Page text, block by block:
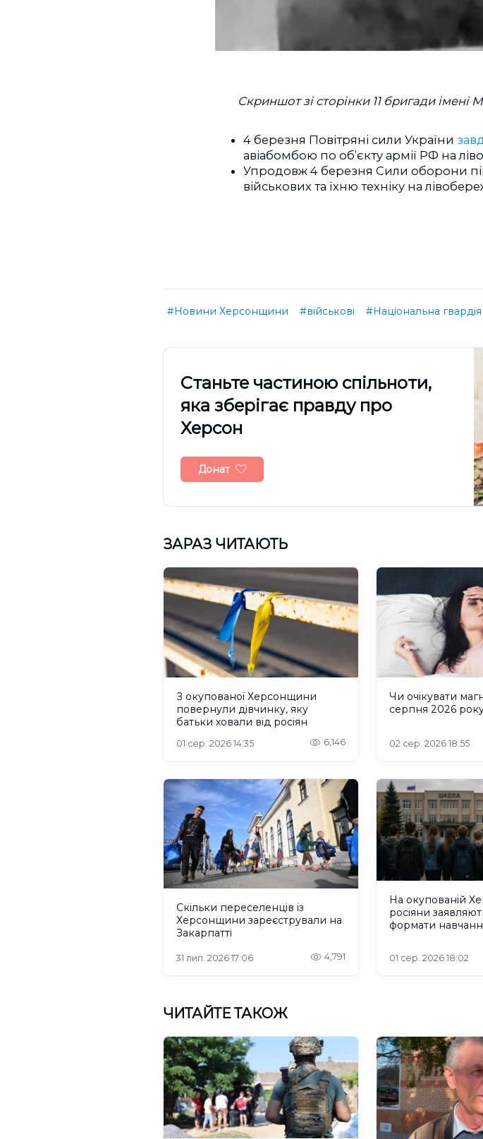
Скриншот зі сторінки 11 бригади імені
4 березня Повітряні сили України
авіабомбою по об’єкту армії РФ на
Упродовж 4 березня Сили оборони
військових та їхню техніку на
#Новини Херсонщини #військові #Національна гвардія
Cтаньте частиною спільноти,
яка зберігає правду про
Херсон
Донат
ЗАРАЗ ЧИТАЮТЬ
З окупованої Херсонщини
повернули дівчинку, яку
батьки ховали від росіян
01 сер. 2026 14:35 6,146
Чи очікувати
серпня 2026
02 сер. 2026 18:55
Скільки переселенців із
Херсонщини зареєстрували на
Закарпатті
31 лип. 2026 17:06 4,791
На окупованій
росіяни
формати
01 сер. 2026 18:02
ЧИТАЙТЕ ТАКОЖ